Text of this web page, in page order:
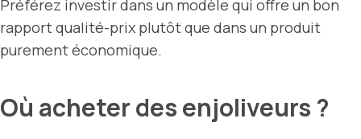
Préférez investir dans un modèle qui offre un bon
rapport qualité-prix plutôt que dans un produit
purement économique.
Où acheter des enjoliveurs ?